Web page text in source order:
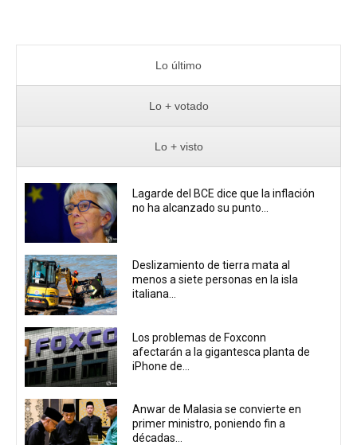
Lo último
Lo + votado
Lo + visto
Lagarde del BCE dice que la inflación
no ha alcanzado su punto...
Deslizamiento de tierra mata al
menos a siete personas en la isla
italiana...
Los problemas de Foxconn
afectarán a la gigantesca planta de
iPhone de...
Anwar de Malasia se convierte en
primer ministro, poniendo fin a
décadas...